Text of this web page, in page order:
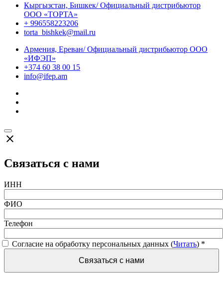
Кыргызстан, Бишкек/ Официальный дистрибьютор
ООО «ТОРТА»
+ 996558223206
torta_bishkek@mail.ru
Армения, Ереван/ Официальный дистрибьютор ООО
«ИФЭП»
+374 60 38 00 15
info@ifep.am
close
Связаться с нами
ИНН
ФИО
Телефон
Согласие на обработку персональных данных (Читать) *
Связаться с нами